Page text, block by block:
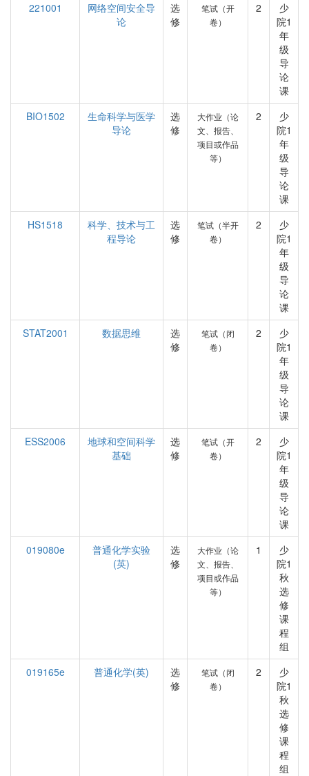
221001
网络空间安全导
论
选
修
笔试（开
卷）
2
少
院1
年
级
导
论
课
BIO1502
生命科学与医学
导论
选
修
大作业（论
文、报告、
项目或作品
等）
2
少
院1
年
级
导
论
课
HS1518
科学、技术与工
程导论
选
修
笔试（半开
卷）
2
少
院1
年
级
导
论
课
STAT2001
数据思维
选
修
笔试（闭
卷）
2
少
院1
年
级
导
论
课
ESS2006
地球和空间科学
基础
选
修
笔试（开
卷）
2
少
院1
年
级
导
论
课
019080e
普通化学实验
(英)
选
修
大作业（论
文、报告、
项目或作品
等）
1
少
院1
秋
选
修
课
程
组
019165e
普通化学(英)
选
修
笔试（闭
卷）
2
少
院1
秋
选
修
课
程
组